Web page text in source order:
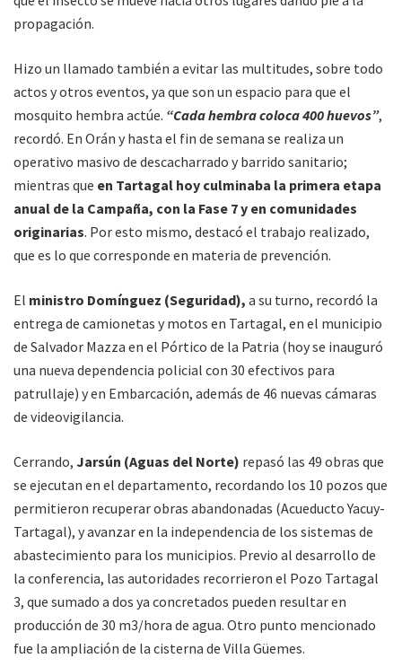
propagación.
Hizo un llamado también a evitar las multitudes, sobre todo
actos y otros eventos, ya que son un espacio para que el
mosquito hembra actúe. “Cada hembra coloca 400 huevos”,
recordó. En Orán y hasta el fin de semana se realiza un
operativo masivo de descacharrado y barrido sanitario;
mientras que en Tartagal hoy culminaba la primera etapa
anual de la Campaña, con la Fase 7 y en comunidades
originarias. Por esto mismo, destacó el trabajo realizado,
que es lo que corresponde en materia de prevención.
El ministro Domínguez (Seguridad), a su turno, recordó la
entrega de camionetas y motos en Tartagal, en el municipio
de Salvador Mazza en el Pórtico de la Patria (hoy se inauguró
una nueva dependencia policial con 30 efectivos para
patrullaje) y en Embarcación, además de 46 nuevas cámaras
de videovigilancia.
Cerrando, Jarsún (Aguas del Norte) repasó las 49 obras que
se ejecutan en el departamento, recordando los 10 pozos que
permitieron recuperar obras abandonadas (Acueducto Yacuy-
Tartagal), y avanzar en la independencia de los sistemas de
abastecimiento para los municipios. Previo al desarrollo de
la conferencia, las autoridades recorrieron el Pozo Tartagal
3, que sumado a dos ya concretados pueden resultar en
producción de 30 m3/hora de agua. Otro punto mencionado
fue la ampliación de la cisterna de Villa Güemes.